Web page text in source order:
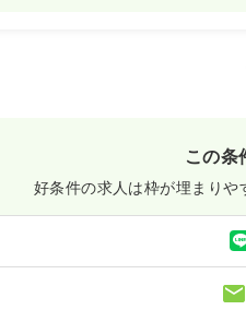
この条
好条件の求人は枠が埋まりや